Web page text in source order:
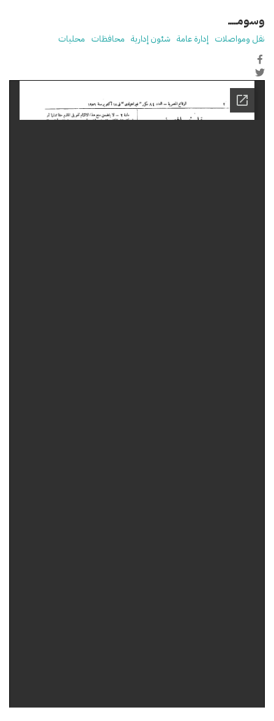
وسومـــــ
نقل ومواصلات إدارة عامة شئون إدارية محافظات محليات